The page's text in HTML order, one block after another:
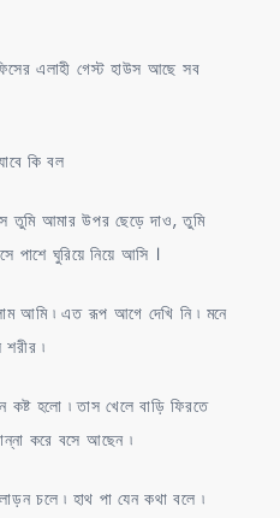
এলাহী গেস্ট হাউস আছে সব
কি বল
তুমি আমার উপর ছেড়ে দাও, তুমি
পাশে ঘুরিয়ে নিয়ে আসি ।
আমি ৷ এত রূপ আগে দেখি নি ৷ মনে
৷
হলো ৷ তাস খেলে বাড়ি ফিরতে
করে বসে আছেন ৷
চলে ৷ হাথ পা যেন কথা বলে ৷